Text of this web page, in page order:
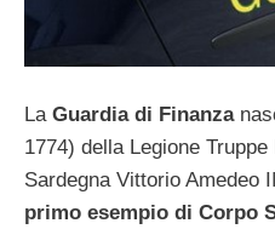
La Guardia di Finanza
1774) della Legione
Sardegna Vittorio Amedeo
primo esempio di Corpo